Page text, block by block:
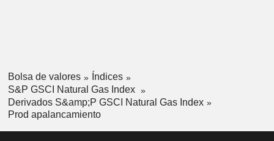
Bolsa de valores
Índices
S&P GSCI Natural Gas Index
Derivados S&amp;P GSCI Natural Gas Index
Prod apalancamiento